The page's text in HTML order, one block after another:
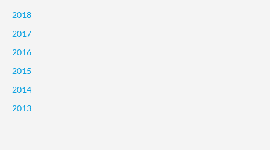
2018
2017
2016
2015
2014
2013